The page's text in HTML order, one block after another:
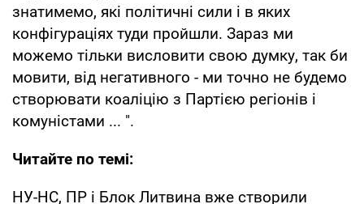
знатимемо, які політичні сили і в яких
конфігураціях туди пройшли. Зараз ми
можемо тільки висловити свою думку, так би
мовити, від негативного - ми точно не будемо
створювати коаліцію з Партією регіонів і
комуністами ... ".
Читайте по темі:
НУ-НС, ПР і Блок Литвина вже створили